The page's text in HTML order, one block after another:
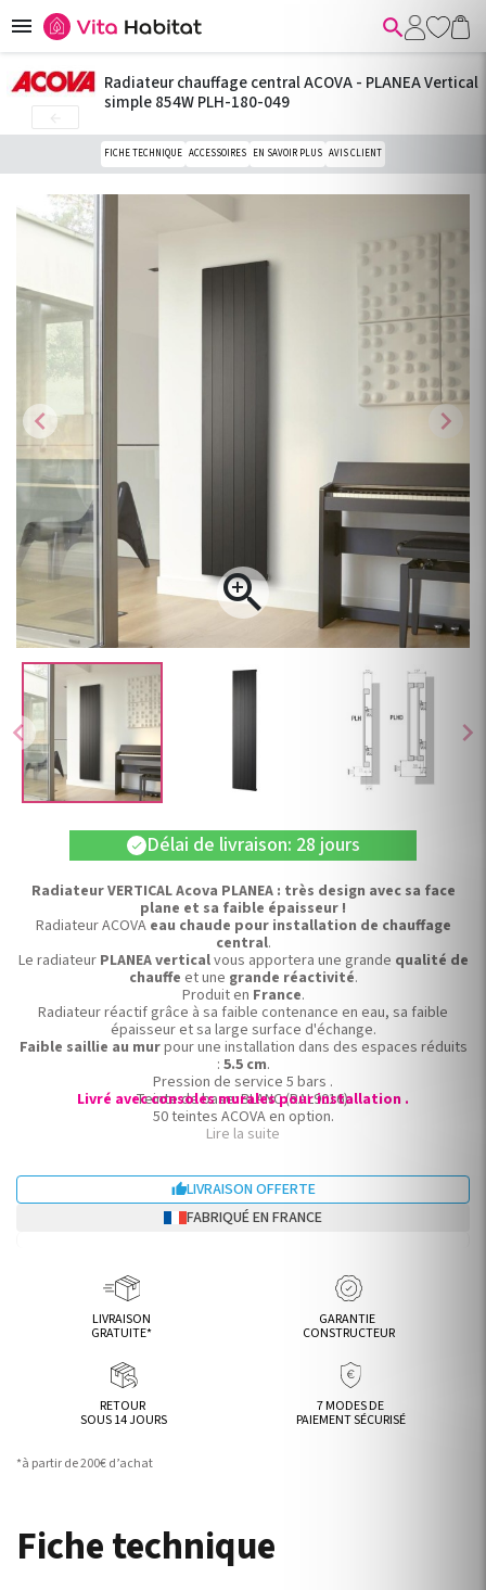
 
chevron_left chevron_right
chevron_left

chevron_right
Radiateur chauffage central ACOVA - PLANEA Vertical
simple 854W PLH-180-049
FICHE TECHNIQUE ACCESSOIRES EN SAVOIR PLUS AVIS CLIENT
check Délai de livraison: 28 jours
Radiateur VERTICAL Acova PLANEA : très design avec sa face
plane et sa faible épaisseur !
Radiateur ACOVA eau chaude pour installation de chauffage
central.
Le radiateurPLANEA verticalvous apportera une grande qualité de
chauffe et une grande réactivité.
Produit en France.
Radiateur réactif grâce à sa faible contenance en eau, sa faible
épaisseur et sa large surface d'échange.
Faible saillie au murpour une installation dans des espaces réduits
: 5.5 cm.
Pression de service 5 bars .
Teinte de base: BLANC (RAL9016).
50 teintes ACOVA en option.
Existe en modèles horizontaux et verticaux, simples et doubles.
Livré avec consoles murales pour installation .
Lire la suite
LIVRAISON OFFERTE
FABRIQUÉ EN FRANCE
LIVRAISON
GRATUITE*
GARANTIE
CONSTRUCTEUR
RETOUR
SOUS 14 JOURS
7 MODES DE
PAIEMENT SÉCURISÉ
*à partir de 200€ d’achat
Fiche technique